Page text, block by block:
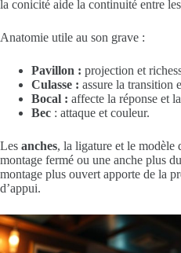
la conicité aide la continuité entre
Anatomie utile au son grave :
Pavillon : projection et
Culasse : assure la transition
Bocal : affecte la réponse et
Bec : attaque et couleur.
Les anches, la ligature et le modèle
montage fermé ou une anche plus
montage plus ouvert apporte de la
d’appui.